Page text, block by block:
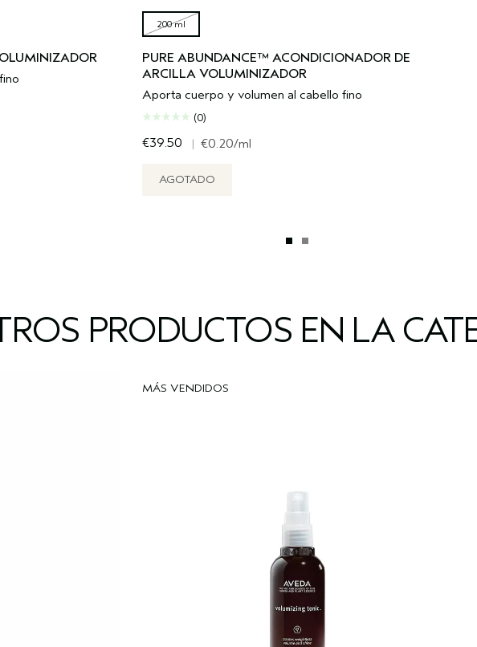
200 ml
PURE ABUNDANCE™ ACONDICIONADOR DE
ARCILLA VOLUMINIZADOR
Aporta cuerpo y volumen al cabello fino
(0)
€39.50 | €0.20/ml
AGOTADO
PRODUCTOS EN LA
MÁS VENDIDOS